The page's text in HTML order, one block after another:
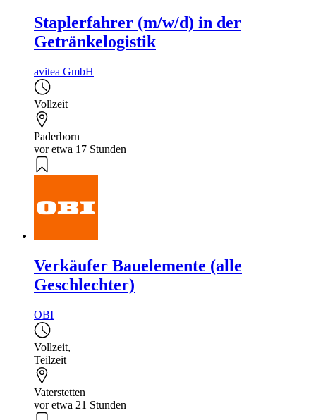
Staplerfahrer (m/w/d) in der
Getränkelogistik
avitea GmbH
Vollzeit
Paderborn
vor etwa 17 Stunden
Verkäufer Bauelemente (alle
Geschlechter)
OBI
Vollzeit,
Teilzeit
Vaterstetten
vor etwa 21 Stunden